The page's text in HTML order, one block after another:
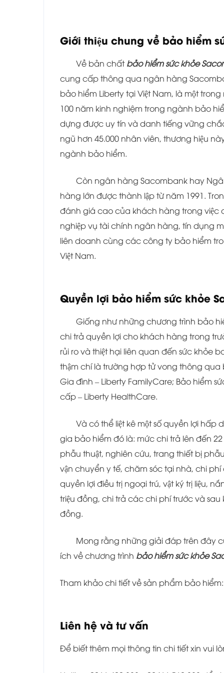
Giới thiệu chung về bảo hiểm
Về bản chấtbảo hiểm sức khỏe
cung cấp thông qua ngân hàng
bảo hiểm Liberty tại Việt Nam, là một
100 năm kinh nghiệm trong ngành bảo
dựng được uy tín và danh tiếng vững
ngũ hơn 45.000 nhân viên, thương hiệu
ngành bảo hiểm.
Còn ngân hàng Sacombank hay
hàng lớn được thành lập từ năm 1991.
đánh giá cao của khách hàng trong
nghiệp vụ tài chính ngân hàng, tín dụng
liên doanh cùng các công ty bảo hiểm
Việt Nam.
Quyền lợi bảo hiểm sức khỏe
Giống như những chương trình bảo
chi trả quyền lợi cho khách hàng trong
rủi ro và thiệt hại liên quan đến sức khỏe
thậm chí là trường hợp tử vong thông
Gia đình – Liberty FamilyCare; Bảo hiểm
cấp – Liberty HealthCare.
Và có thể liệt kê một số quyền lợi
gia bảo hiểm đó là: mức chi trả lên đến
phẫu thuật, nghiên cứu, trang thiết bị
vận chuyển y tế, chăm sóc tại nhà, chi
quyền lợi điều trị ngoại trú, vật ký trị liệu,
triệu đồng, chi trả các chi phí trước và sau
đồng.
Mong rằng những giải đáp trên đây
ích về chương trình bảo hiểm sức khỏe
Tham khảo chi tiết về sản phẩm bảo
Liên hệ và tư vấn
Để biết thêm mọi thông tin chi tiết xin vui